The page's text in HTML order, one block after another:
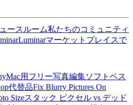
ースルーム私たちのコミュニティ
Luminarマーケットプレイスで
Mac用フリー写真編集ソフトベス
代替品Fix Blurry Pictures On
Sizeスタック ピクセル vs デッド